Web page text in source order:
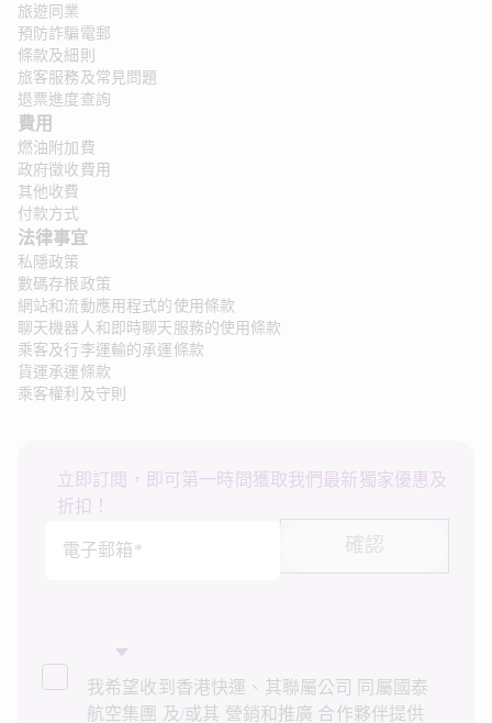
旅遊同業
預防詐騙電郵
條款及細則
旅客服務及常見問題
退票進度查詢
費用
燃油附加費
政府徵收費用
其他收費
付款方式
法律事宜
私隱政策
數碼存根政策
網站和流動應用程式的使用條款
聊天機器人和即時聊天服務的使用條款
乘客及行李運輸的承運條款
貨運承運條款
乘客權利及守則
立即訂閱，即可第一時間獲取我們最新獨家優惠及
折扣！
電子郵箱*
確認
我希望收到香港快運、其聯屬公司 同屬國泰
航空集團 及/或其 營銷和推廣 合作夥伴提供